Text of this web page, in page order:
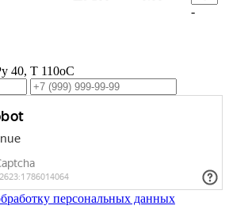
-
40, T 110оС
персональных данных